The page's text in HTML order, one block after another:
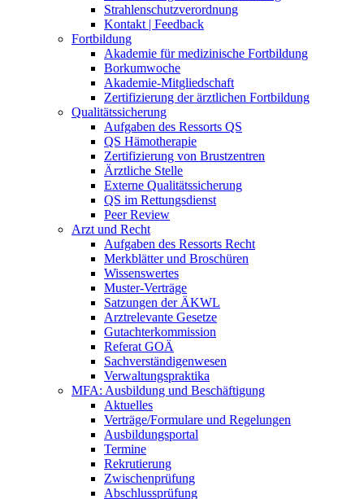
Strahlenschutzverordnung
Kontakt | Feedback
Fortbildung
Akademie für medizinische Fortbildung
Borkumwoche
Akademie-Mitgliedschaft
Zertifizierung der ärztlichen Fortbildung
Qualitätssicherung
Aufgaben des Ressorts QS
QS Hämotherapie
Zertifizierung von Brustzentren
Ärztliche Stelle
Externe Qualitätssicherung
QS im Rettungsdienst
Peer Review
Arzt und Recht
Aufgaben des Ressorts Recht
Merkblätter und Broschüren
Wissenswertes
Muster-Verträge
Satzungen der ÄKWL
Arztrelevante Gesetze
Gutachterkommission
Referat GOÄ
Sachverständigenwesen
Verwaltungspraktika
MFA: Ausbildung und Beschäftigung
Aktuelles
Verträge/Formulare und Regelungen
Ausbildungsportal
Termine
Rekrutierung
Zwischenprüfung
Abschlussprüfung